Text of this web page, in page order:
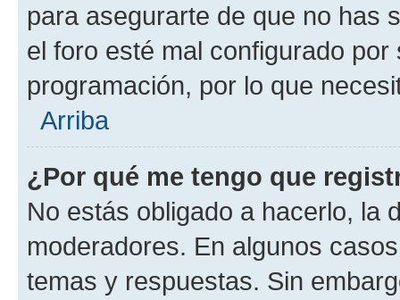
para asegurarte de que no has
el foro esté mal configurado
programación, por lo que
Arriba
¿Por qué me tengo que
No estás obligado a hacerlo, la
moderadores. En algunos
temas y respuestas. Sin